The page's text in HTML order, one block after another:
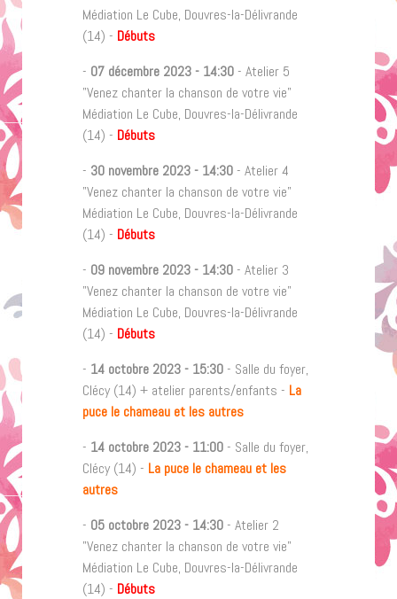
Médiation Le Cube, Douvres-la-Délivrande
(14) - Débuts
- 07 décembre 2023 - 14:30 - Atelier 5
"Venez chanter la chanson de votre vie"
Médiation Le Cube, Douvres-la-Délivrande
(14) - Débuts
- 30 novembre 2023 - 14:30 - Atelier 4
"Venez chanter la chanson de votre vie"
Médiation Le Cube, Douvres-la-Délivrande
(14) - Débuts
- 09 novembre 2023 - 14:30 - Atelier 3
"Venez chanter la chanson de votre vie"
Médiation Le Cube, Douvres-la-Délivrande
(14) - Débuts
- 14 octobre 2023 - 15:30 - Salle du foyer,
Clécy (14) + atelier parents/enfants - La
puce le chameau et les autres
- 14 octobre 2023 - 11:00 - Salle du foyer,
Clécy (14) - La puce le chameau et les
autres
- 05 octobre 2023 - 14:30 - Atelier 2
"Venez chanter la chanson de votre vie"
Médiation Le Cube, Douvres-la-Délivrande
(14) - Débuts